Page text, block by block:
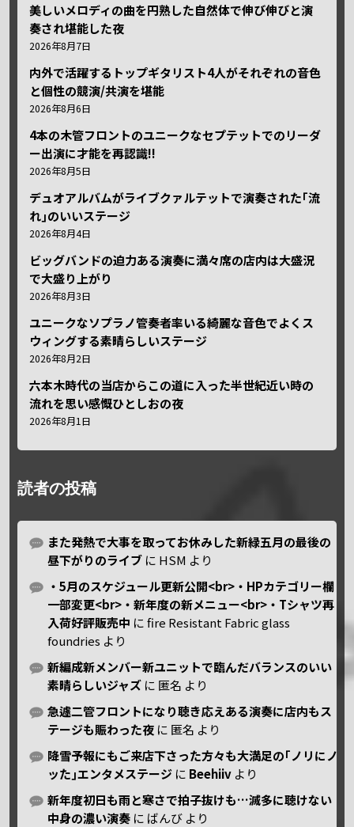
美しいメロディの曲を円熟した自然体で伸び伸びと演
奏され堪能した夜
2026年8月7日
内外で活躍するトップギタリスト4人がそれぞれの音色
と個性の競演/共演を堪能
2026年8月6日
4本の木管フロントのユニークなセプテットでのリーダ
ー出演に才能を再認識!!
2026年8月5日
デュオアルバムがライブクァルテットで演奏された｢流
れ｣のいいステージ
2026年8月4日
ビッグバンドの迫力ある演奏に満々席の店内は大盛況
で大盛り上がり
2026年8月3日
ユニークなソプラノ管奏者率いる綺麗な音色でよくス
ウィングする素晴らしいステージ
2026年8月2日
六本木時代の当店からこの道に入った半世紀近い時の
流れを思い感慨ひとしおの夜
2026年8月1日
読者の投稿
また発熱で大事を取ってお休みした新緑五月の最後の
昼下がりのライブ に HSM より
・5月のスケジュール更新公開<br>・HPカテゴリー欄
一部変更<br>・新年度の新メニュー<br>・Tシャツ再
入荷好評販売中 にfire Resistant Fabric glass
foundries より
新編成新メンバー新ユニットで臨んだバランスのいい
素晴らしいジャズ に 匿名 より
急遽二管フロントになり聴き応えある演奏に店内もス
テージも賑わった夜 に 匿名 より
降雪予報にもご来店下さった方々も大満足の｢ノリにノ
ッた｣エンタメステージ に Beehiiv より
新年度初日も雨と寒さで拍子抜けも…滅多に聴けない
中身の濃い演奏 に ばんび より